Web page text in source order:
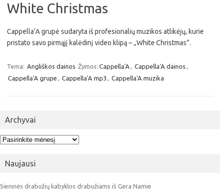
White Christmas
Cappella’A grupė sudaryta iš profesionalių muzikos atlikėjų, kurie
pristato savo pirmąjį kalėdinį video klipą – „White Christmas”.
Tema: Angliškos dainos Žymos: Cappella'A , Cappella'A dainos ,
Cappella'A grupe , Cappella'A mp3 , Cappella'A muzika
Archyvai
Archyvai
Naujausi
Sieninės drabužių kabyklos drabužiams iš Gera Namie